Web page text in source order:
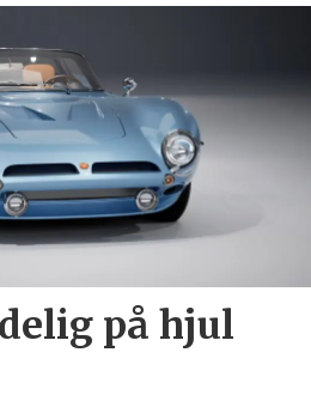
på hjul